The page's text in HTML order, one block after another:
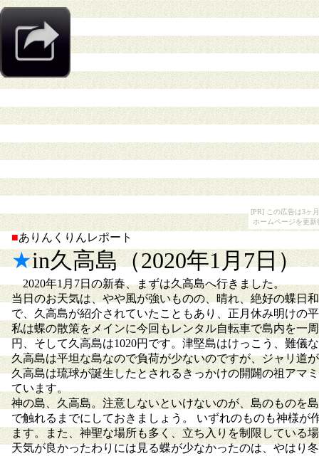
[PR] この広告は3ヶ
ホームページを更
■ありんくりんレポート
★in久高島（2020年1月7日）
2020年1月7日の新春、まずは久高島へ行きました。
当日のお天気は、やや風が強いものの、晴れ、絶好の蝶日
で、久高島が紹介されていたこともあり、正月休み明けの
私は蝶の散策をメインに今回もレンタル自転車で島内を一
円、そして久高島は1020円です。津堅島はけっこう、難儀
久高島は平坦な島なので負荷が少ないのですが、ジャリ道
久高島は琉球が誕生したとされるきっかけの開闢の祖アマ
ています。
神の島、久高島。注意しないといけないのが、島のものを
で触れるまでにしておきましょう。 いずれのものも神様
ます。また、神聖な場所も多く、立ち入りを制限している
天気が良かったわりには見る蝶が少なかったのは、やはり